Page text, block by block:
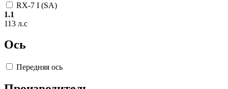
RX-7 I (SA)
1.1
113 л.с
Ось
Передняя ось